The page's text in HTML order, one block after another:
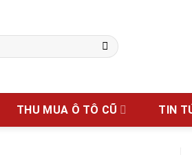
THU MUA Ô TÔ CŨ TIN